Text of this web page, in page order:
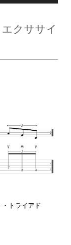
クササイ
トライアド